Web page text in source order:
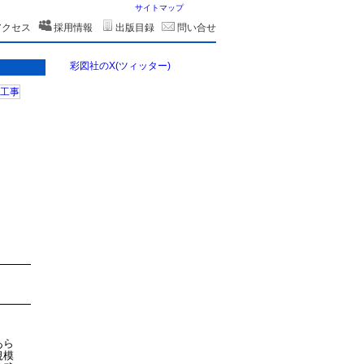
サイトマップ
クセス 採用情報 出版目録
問い合せ
模
彩図社のX(ツィッター)